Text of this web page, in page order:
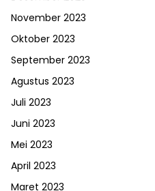
November 2023
Oktober 2023
September 2023
Agustus 2023
Juli 2023
Juni 2023
Mei 2023
April 2023
Maret 2023